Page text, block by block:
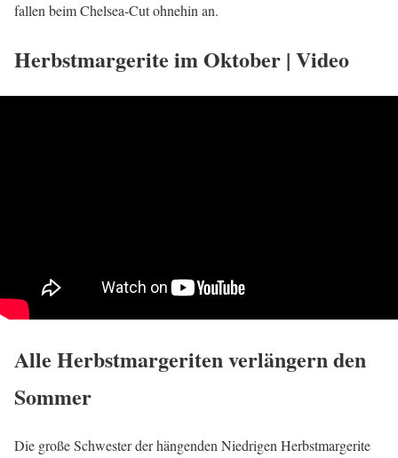
fallen beim Chelsea-Cut ohnehin an.
Herbstmargerite im Oktober | Video
Alle Herbstmargeriten verlängern den
Sommer
Die große Schwester der hängenden Niedrigen Herbstmargerite